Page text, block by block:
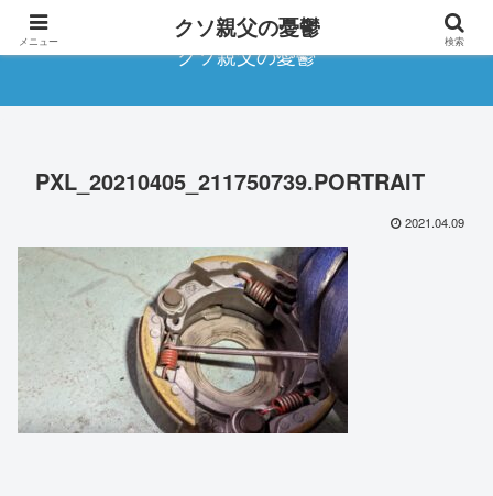
クソ親父の憂鬱
PXL_20210405_211750739.PORTRAIT
2021.04.09
メニュー クソ親父の憂鬱 検索